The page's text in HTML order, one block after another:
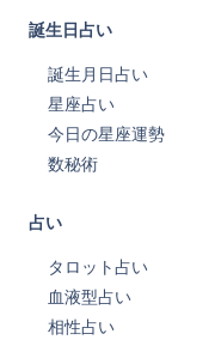
誕生日占い
誕生月日占い
星座占い
今日の星座運勢
数秘術
占い
タロット占い
血液型占い
相性占い